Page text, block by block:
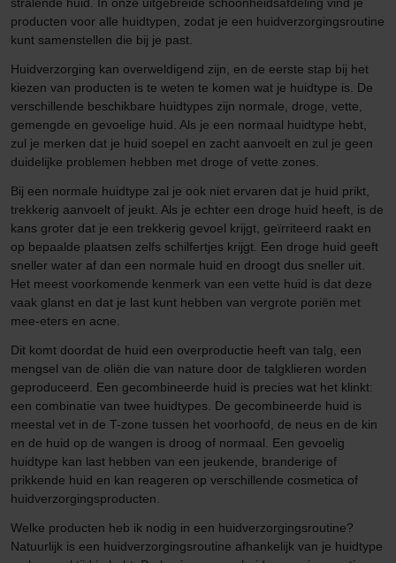
producten voor alle huidtypen, zodat je een huidverzorgingsroutine
kunt samenstellen die bij je past.
Huidverzorging kan overweldigend zijn, en de eerste stap bij het
kiezen van producten is te weten te komen wat je huidtype is. De
verschillende beschikbare huidtypes zijn normale, droge, vette,
gemengde en gevoelige huid. Als je een normaal huidtype hebt,
zul je merken dat je huid soepel en zacht aanvoelt en zul je geen
duidelijke problemen hebben met droge of vette zones.
Bij een normale huidtype zal je ook niet ervaren dat je huid prikt,
trekkerig aanvoelt of jeukt. Als je echter een droge huid heeft, is de
kans groter dat je een trekkerig gevoel krijgt, geïrriteerd raakt en
op bepaalde plaatsen zelfs schilfertjes krijgt. Een droge huid geeft
sneller water af dan een normale huid en droogt dus sneller uit.
Het meest voorkomende kenmerk van een vette huid is dat deze
vaak glanst en dat je last kunt hebben van vergrote poriën met
mee-eters en acne.
Dit komt doordat de huid een overproductie heeft van talg, een
mengsel van de oliën die van nature door de talgklieren worden
geproduceerd. Een gecombineerde huid is precies wat het klinkt:
een combinatie van twee huidtypes. De gecombineerde huid is
meestal vet in de T-zone tussen het voorhoofd, de neus en de kin
en de huid op de wangen is droog of normaal. Een gevoelig
huidtype kan last hebben van een jeukende, branderige of
prikkende huid en kan reageren op verschillende cosmetica of
huidverzorgingsproducten.
Welke producten heb ik nodig in een huidverzorgingsroutine?
Natuurlijk is een huidverzorgingsroutine afhankelijk van je huidtype